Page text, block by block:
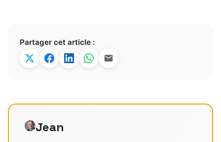
Partager cet article :
Jean